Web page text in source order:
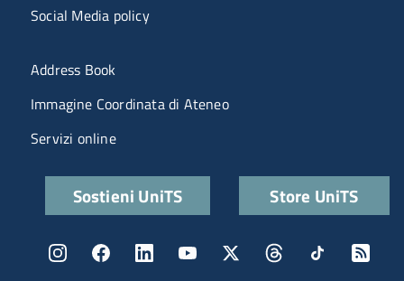
Social Media policy
Menu portale
Address Book
Immagine Coordinata di Ateneo
Servizi online
Quick linksSostieni UniTS Store UniTS
Menu social